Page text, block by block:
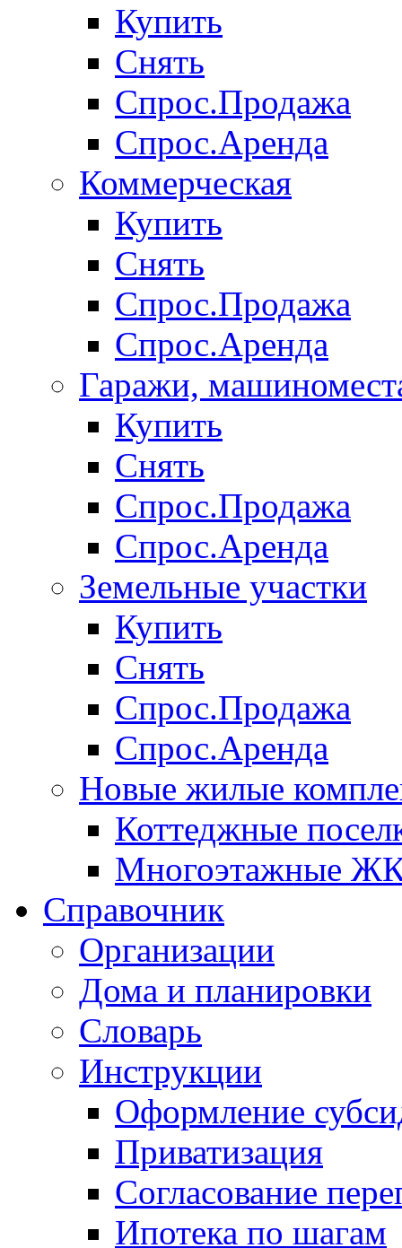
Купить
Снять
Спрос.Продажа
Спрос.Аренда
Коммерческая
Купить
Снять
Спрос.Продажа
Спрос.Аренда
Гаражи,
Купить
Снять
Спрос.Продажа
Спрос.Аренда
Земельные участки
Купить
Снять
Спрос.Продажа
Спрос.Аренда
Новые жилые
Коттеджные
Многоэтажные
Справочник
Организации
Дома и планировки
Словарь
Инструкции
Оформление
Приватизация
Согласование
Ипотека по шагам